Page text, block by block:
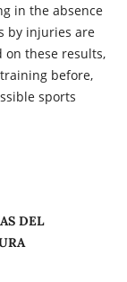
in the absence
by injuries are
on these results,
before,
sports
DEL